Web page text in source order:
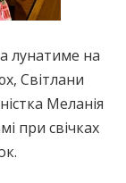
лунатиме на
Світлани
Меланія
при свічках